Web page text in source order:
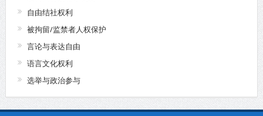
自由结社权利
被拘留/监禁者人权保护
言论与表达自由
语言文化权利
选举与政治参与